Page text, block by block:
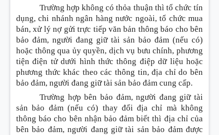
Trường hợp không có thỏa thuận thì tổ chức tín
dụng, chi nhánh ngân hàng nước ngoài, tổ chức mua
bán, xử lý nợ gửi trực tiếp văn bản thông báo cho bên
bảo đảm, người đang giữ tài sản bảo đảm (nếu có)
hoặc thông qua ủy quyền, dịch vụ bưu chính, phương
tiện điện tử dưới hình thức thông điệp dữ liệu hoặc
phương thức khác theo các thông tin, địa chỉ do bên
bảo đảm, người đang giữ tài sản bảo đảm cung cấp.
Trường hợp bên bảo đảm, người đang giữ tài
sản bảo đảm (nếu có) thay đổi địa chỉ mà không
thông báo cho bên nhận bảo đảm biết thì địa chỉ của
bên bảo đảm, người đang giữ tài sản bảo đảm được